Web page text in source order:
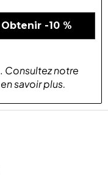
. Consultez notre
en savoir plus.